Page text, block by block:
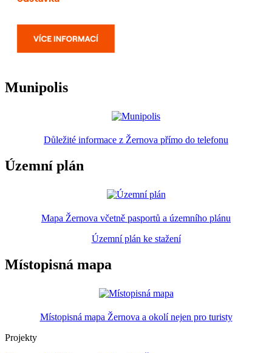
Munipolis
Důležité informace z Žernova přímo do telefonu
Územní plán
Mapa Žernova včetně pasportů a územního plánu
Územní plán ke stažení
Místopisná mapa
Místopisná mapa Žernova a okolí nejen pro turisty
Projekty